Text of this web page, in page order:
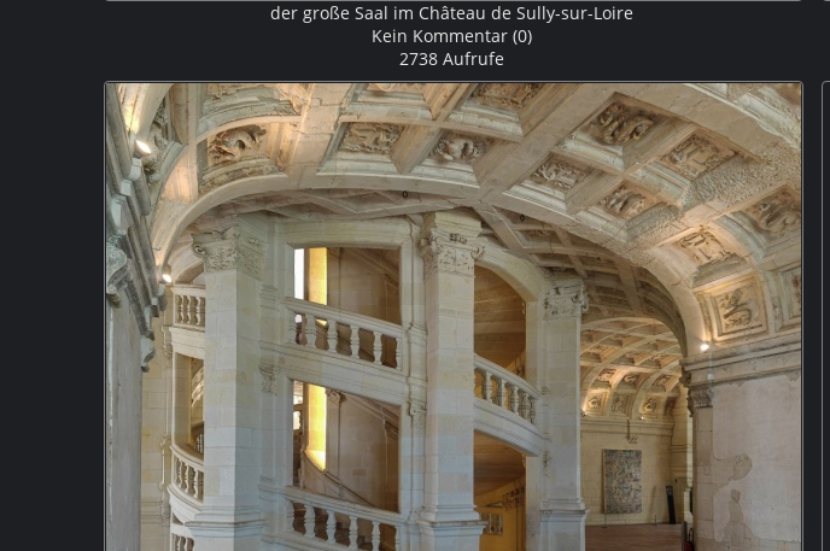
der große Saal im Château de Sully-sur-Loire
Kein Kommentar (0)
2738 Aufrufe
Der Große Saal des Château de Sully-sur-Loirediente als Fest- und Repräsentationssaal
und fungierte auch einige Male als Theater fungierte. Sein großer Kamin an der
Südostwand stammt aus dem 15. Jahrhundert. M5P